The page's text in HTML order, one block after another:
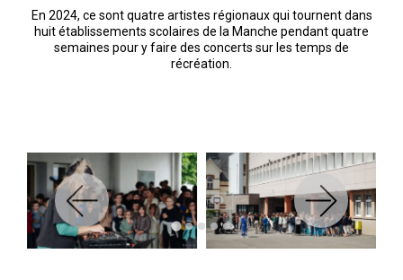
En 2024, ce sont quatre artistes régionaux qui tournent dans
huit établissements scolaires de la Manche pendant quatre
semaines pour y faire des concerts sur les temps de
récréation.